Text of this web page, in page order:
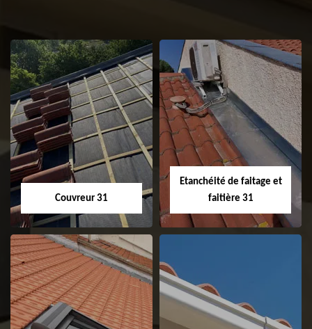
Couvreur 31
Couvreur 31
Etanchéité de faitage et
faitière 31
Etanchéité de
faitage et faitière